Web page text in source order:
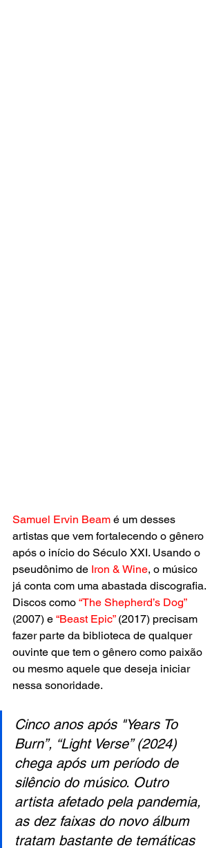
Samuel Ervin Beam é um desses
artistas que vem fortalecendo o gênero
após o início do Século XXI. Usando o
pseudônimo de Iron & Wine, o músico
já conta com uma abastada discografia.
Discos como “The Shepherd’s Dog”
(2007) e “Beast Epic” (2017) precisam
fazer parte da biblioteca de qualquer
ouvinte que tem o gênero como paixão
ou mesmo aquele que deseja iniciar
nessa sonoridade.
Cinco anos após "Years To
Burn”, “Light Verse” (2024)
chega após um período de
silêncio do músico. Outro
artista afetado pela pandemia,
as dez faixas do novo álbum
tratam bastante de temáticas